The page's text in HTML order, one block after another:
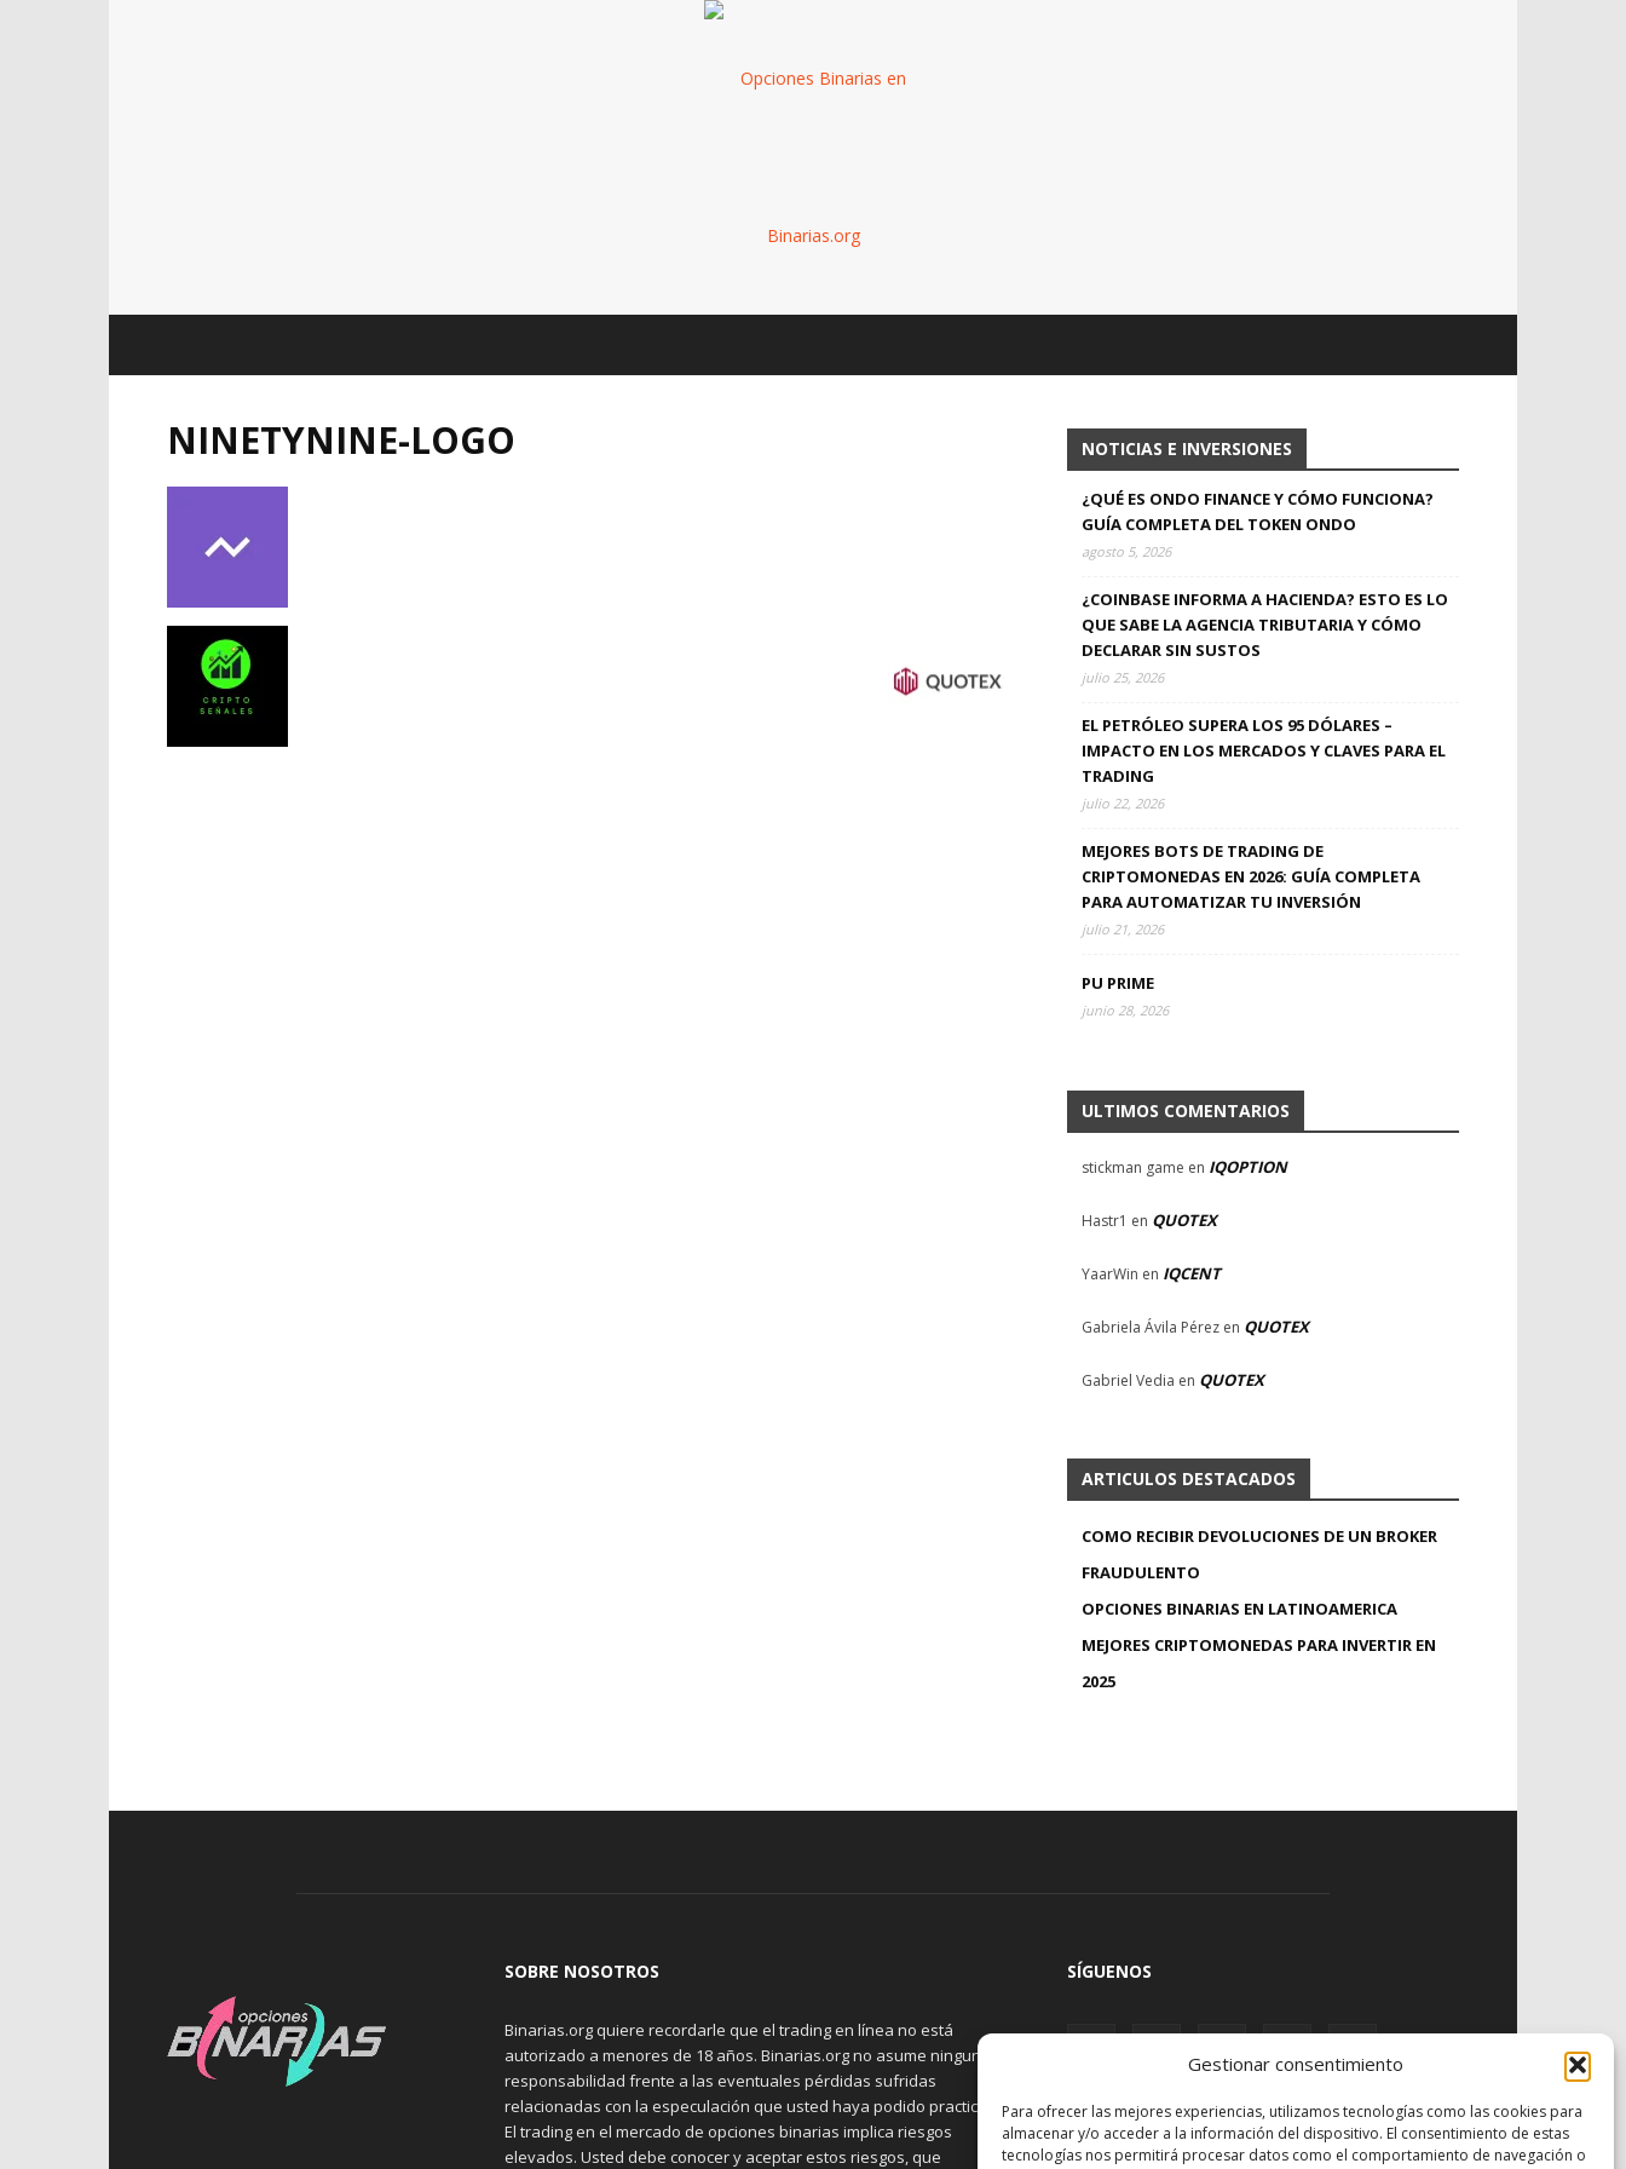
Gestionar consentimiento
Para ofrecer las mejores experiencias, utilizamos tecnologías como las cookies para
almacenar y/o acceder a la información del dispositivo. El consentimiento de estas
tecnologías nos permitirá procesar datos como el comportamiento de navegación o
NINETYNINE-LOGO NOTICIAS E INVERSIONES
¿QUÉ ES ONDO FINANCE Y CÓMO FUNCIONA?
GUÍA COMPLETA DEL TOKEN ONDO
agosto 5, 2026
¿COINBASE INFORMA A HACIENDA? ESTO ES LO
QUE SABE LA AGENCIA TRIBUTARIA Y CÓMO
DECLARAR SIN SUSTOS
julio 25, 2026
EL PETRÓLEO SUPERA LOS 95 DÓLARES –
IMPACTO EN LOS MERCADOS Y CLAVES PARA EL
TRADING
julio 22, 2026
MEJORES BOTS DE TRADING DE
CRIPTOMONEDAS EN 2026: GUÍA COMPLETA
PARA AUTOMATIZAR TU INVERSIÓN
julio 21, 2026
PU PRIME
junio 28, 2026
ULTIMOS COMENTARIOS
stickman game en IQOPTION
Hastr1 en QUOTEX
YaarWin en IQCENT
Gabriela Ávila Pérez en QUOTEX
Gabriel Vedia en QUOTEX
ARTICULOS DESTACADOS
COMO RECIBIR DEVOLUCIONES DE UN BROKER
FRAUDULENTO
OPCIONES BINARIAS EN LATINOAMERICA
MEJORES CRIPTOMONEDAS PARA INVERTIR EN
2025
SOBRE NOSOTROS
Binarias.org quiere recordarle que el trading en línea no está
autorizado a menores de 18 años. Binarias.org no asume ninguna
responsabilidad frente a las eventuales pérdidas sufridas
relacionadas con la especulación que usted haya podido practicar.
El trading en el mercado de opciones binarias implica riesgos
elevados. Usted debe conocer y aceptar estos riesgos, que
SÍGUENOS